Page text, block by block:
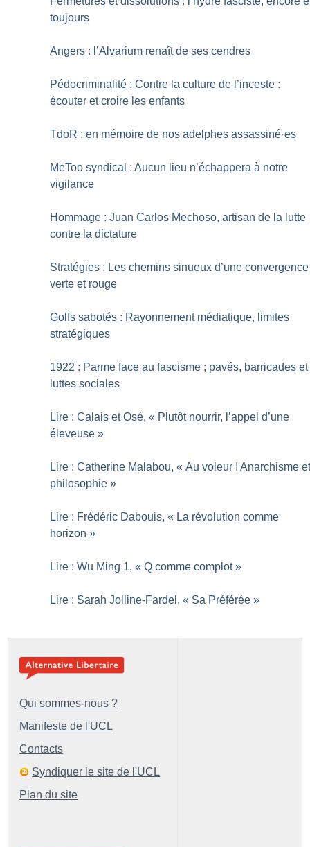
toujours
Angers : l’Alvarium renaît de ses cendres
Pédocriminalité : Contre la culture de l’inceste :
écouter et croire les enfants
TdoR : en mémoire de nos adelphes assassiné·es
MeToo syndical : Aucun lieu n’échappera à notre
vigilance
Hommage : Juan Carlos Mechoso, artisan de la lutte
contre la dictature
Stratégies : Les chemins sinueux d’une convergence
verte et rouge
Golfs sabotés : Rayonnement médiatique, limites
stratégiques
1922 : Parme face au fascisme ; pavés, barricades et
luttes sociales
Lire : Calais et Osé, « Plutôt nourrir, l’appel d’une
éleveuse »
Lire : Catherine Malabou, « Au voleur ! Anarchisme
philosophie »
Lire : Frédéric Dabouis, « La révolution comme
horizon »
Lire : Wu Ming 1, « Q comme complot »
Lire : Sarah Jolline-Fardel, « Sa Préférée »
Qui sommes-nous ?
Manifeste de l'UCL
Contacts
Syndiquer le site de l'UCL
Plan du site